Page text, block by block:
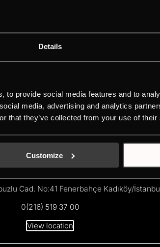
Details
to provide social media features and to
media, advertising and analytics
that they’ve collected from your use of
Customize
444 13 19
View location
Mobilya ve Ev
Levent Cd., No:29 ISTANBUL
(0212) 280 0061
View location
MK Ev Aletleri
Cad. No:41 Fenerbahçe Kadıköy/
0(216) 519 37 00
View location